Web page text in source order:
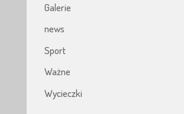
Galerie
news
Sport
Ważne
Wycieczki